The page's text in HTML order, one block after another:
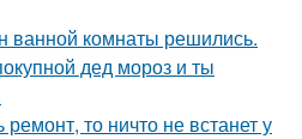
ванной комнаты решились.
дед мороз и ты
ремонт, то ничто не встанет у